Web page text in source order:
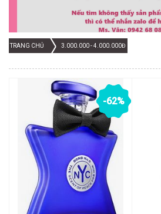
TRANG CHỦ 3.000.000 - 4.000.000Đ
-62%